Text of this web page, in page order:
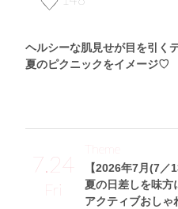
ヘルシーな肌見せが目を引く
夏のピクニックをイメージ♡
7.24
Fri
【2026年7月(7／
夏の日差しを味方
アクティブおしゃ
Theme